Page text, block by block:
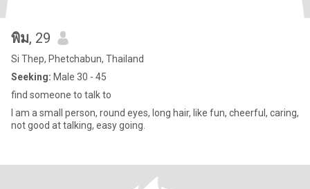
พิม, 29
Si Thep, Phetchabun, Thailand
Seeking: Male 30 - 45
find someone to talk to
I am a small person, round eyes, long hair, like fun, cheerful, caring,
not good at talking, easy going.